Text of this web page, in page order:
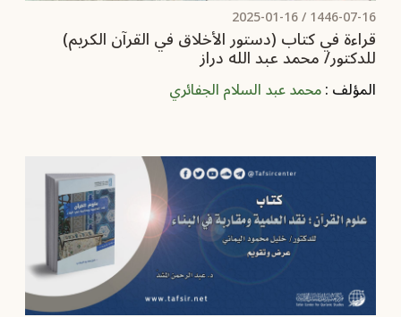
1446-07-16 /
2025-01-16
قراءة في كتاب (دستور الأخلاق في القرآن الكريم)
للدكتور/ محمد عبد الله دراز
المؤلف :محمد عبد السلام الجفائري